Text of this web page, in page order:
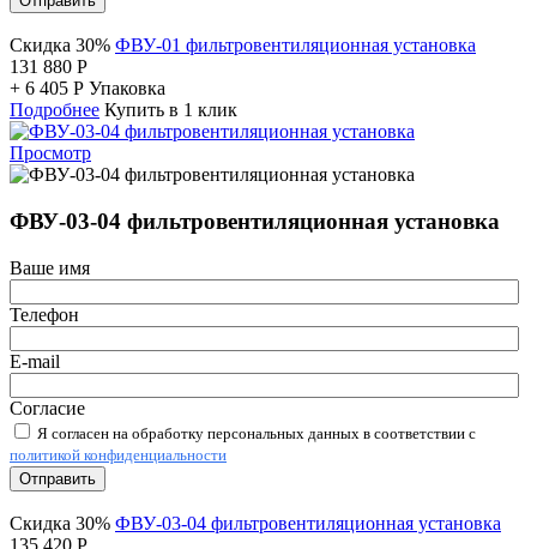
Скидка 30% ФВУ-01 фильтровентиляционная установка
131 880 Р
+ 6 405 Р Упаковка
Подробнее Купить в 1 клик
Просмотр
ФВУ-03-04 фильтровентиляционная установка
Ваше имя
Телефон
E-mail
Согласие
Я согласен на обработку персональных данных в соответствии с
политикой конфиденциальности
Отправить
Скидка 30% ФВУ-03-04 фильтровентиляционная установка
135 420 Р